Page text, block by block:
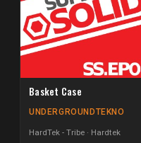
Basket Case
UNDERGROUNDTEKNO
HardTek - Tribe Hardtek